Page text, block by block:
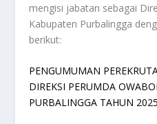
mengisi jabatan sebagai
Kabupaten Purbalingga
berikut:
PENGUMUMAN
DIREKSI PERUMDA
PURBALINGGA TAHUN 2025